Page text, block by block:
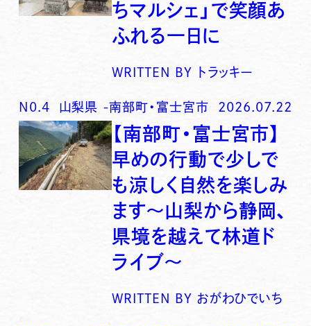
ちマルシェ」で笑顔あ
ふれる一日に
WRITTEN BY トラッキー
N0. 4 山梨県 -南部町・富士宮市 2026.07.22
【南部町・富士宮市】
早めの行動で少しで
も涼しく自然を楽しみ
ます〜山梨から静岡、
県境を越えて林道ド
ライブ〜
WRITTEN BY おがわひでいち